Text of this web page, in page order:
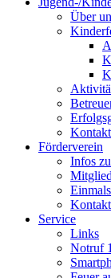
Über
Kontakt
Förderverein
Infos
Service
Links
Notruf